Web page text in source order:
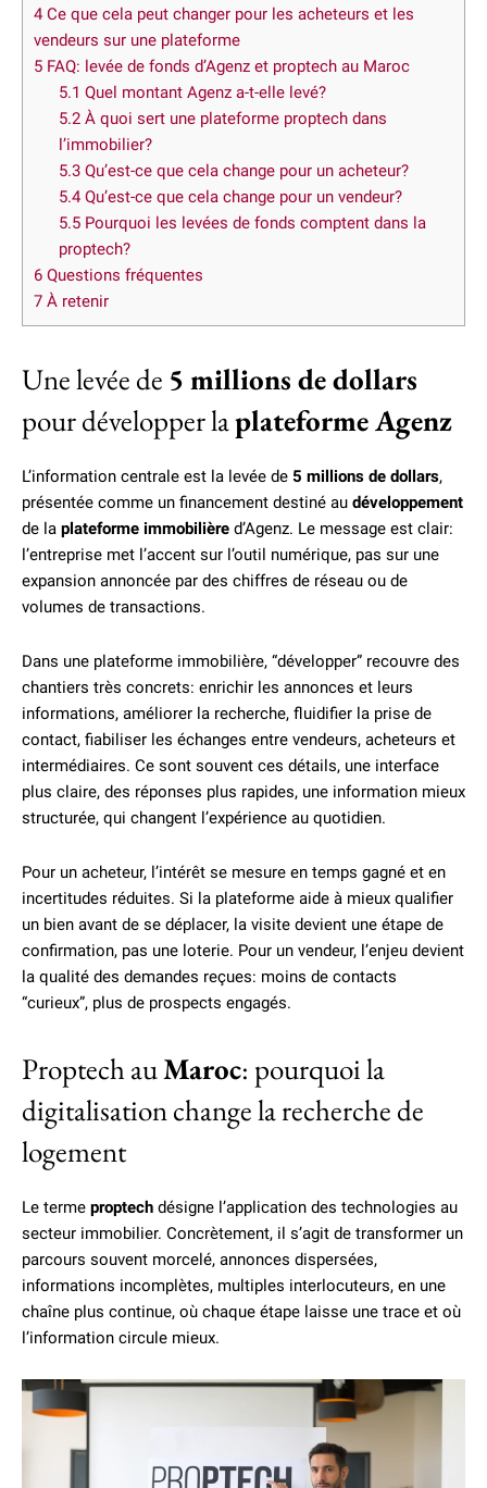
4 Ce que cela peut changer pour les acheteurs et les
vendeurs sur une plateforme
5 FAQ: levée de fonds d’Agenz et proptech au Maroc
5.1 Quel montant Agenz a-t-elle levé?
5.2À quoi sert une plateforme proptech dans
l’immobilier?
5.3Qu’est-ce que cela change pour un acheteur?
5.4Qu’est-ce que cela change pour un vendeur?
5.5Pourquoi les levées de fonds comptent dans la
proptech?
6 Questions fréquentes
7 À retenir
Une levée de 5 millions de dollars
pour développer laplateforme Agenz
L’information centrale est la levée de 5 millions de dollars,
présentée comme un financement destiné au développement
de la plateforme immobilière d’Agenz. Le message est clair:
l’entreprise met l’accent sur l’outil numérique, pas sur une
expansion annoncée par des chiffres de réseau ou de
volumes de transactions.
Dans une plateforme immobilière, “développer” recouvre des
chantiers très concrets: enrichir les annonces et leurs
informations, améliorer la recherche, fluidifier la prise de
contact, fiabiliser les échanges entre vendeurs, acheteurs et
intermédiaires. Ce sont souvent ces détails, une interface
plus claire, des réponses plus rapides, une information mieux
structurée, qui changent l’expérience au quotidien.
Pour un acheteur, l’intérêt se mesure en temps gagné et en
incertitudes réduites. Si la plateforme aide à mieux qualifier
un bien avant de se déplacer, la visite devient une étape de
confirmation, pas une loterie. Pour un vendeur, l’enjeu devient
la qualité des demandes reçues: moins de contacts
“curieux”, plus de prospects engagés.
Proptech auMaroc: pourquoi la
digitalisation change la recherche de
logement
Le terme proptech désigne l’application des technologies au
secteur immobilier. Concrètement, il s’agit de transformer un
parcours souvent morcelé, annonces dispersées,
informations incomplètes, multiples interlocuteurs, en une
chaîne plus continue, où chaque étape laisse une trace et où
l’information circule mieux.